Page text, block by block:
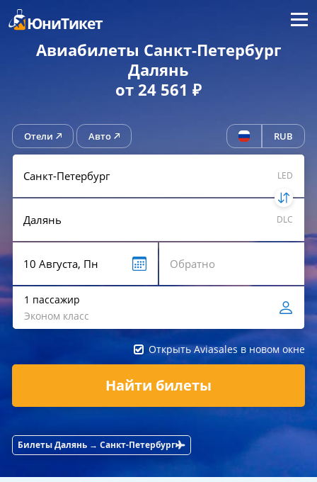
ЮниТикет Меню
Авиабилеты Санкт-Петербург
Далянь
от 24 561 ₽
Отели Авто RUB
LED
DLC
1 пассажир
Эконом класс
Открыть Aviasales в новом окне
Найти билеты
Билеты Далянь → Санкт-Петербург